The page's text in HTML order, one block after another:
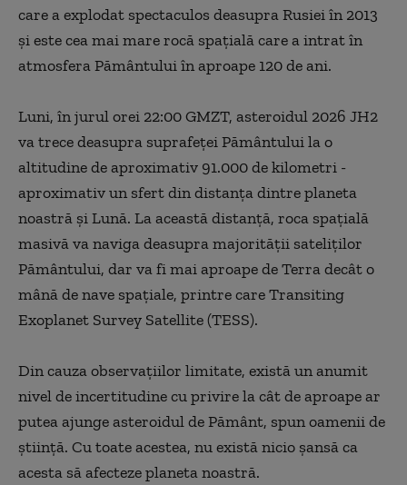
care a explodat spectaculos deasupra Rusiei în 2013
şi este cea mai mare rocă spaţială care a intrat în
atmosfera Pământului în aproape 120 de ani.
Luni, în jurul orei 22:00 GMZT, asteroidul 2026 JH2
va trece deasupra suprafeţei Pământului la o
altitudine de aproximativ 91.000 de kilometri -
aproximativ un sfert din distanţa dintre planeta
noastră şi Lună. La această distanţă, roca spaţială
masivă va naviga deasupra majorităţii sateliţilor
Pământului, dar va fi mai aproape de Terra decât o
mână de nave spaţiale, printre care Transiting
Exoplanet Survey Satellite (TESS).
Din cauza observaţiilor limitate, există un anumit
nivel de incertitudine cu privire la cât de aproape ar
putea ajunge asteroidul de Pământ, spun oamenii de
ştiinţă. Cu toate acestea, nu există nicio şansă ca
acesta să afecteze planeta noastră.